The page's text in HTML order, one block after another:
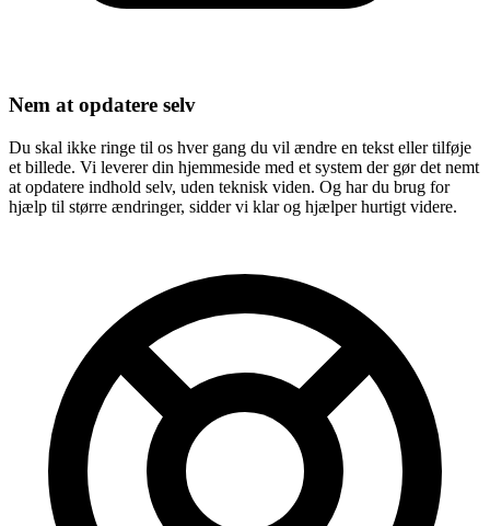
Nem at opdatere selv
Du skal ikke ringe til os hver gang du vil ændre en tekst eller tilføje
et billede. Vi leverer din hjemmeside med et system der gør det nemt
at opdatere indhold selv, uden teknisk viden. Og har du brug for
hjælp til større ændringer, sidder vi klar og hjælper hurtigt videre.